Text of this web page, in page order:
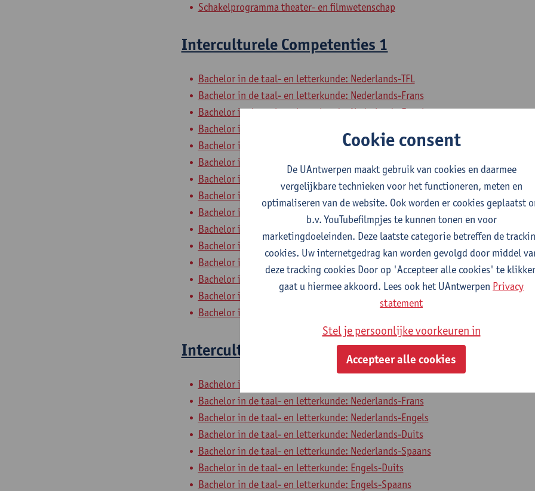
Schakelprogramma theater- en filmwetenschap
Interculturele Competenties 1
Bachelor in de taal- en letterkunde: Nederlands-TFL
Bachelor in de taal- en letterkunde: Nederlands-Frans
Bachelor in de taal- en letterkunde: Nederlands-Engels
Bachelor in de taal- en letterkunde: Nederlands-Duits
Bachelor in de taal- en letterkunde: Nederlands-Spaans
Bachelor in de taal- en letterkunde: Engels-Duits
Bachelor in de taal- en letterkunde: Engels-Spaans
Bachelor in de taal- en letterkunde: Engels-TFL
Bachelor in de taal- en letterkunde: Frans-Engels
Bachelor in de taal- en letterkunde: Frans-Duits
Bachelor in de taal- en letterkunde: Duits-Spaans
Bachelor in de taal- en letterkunde: Duits-TFL
Bachelor in de taal- en letterkunde: Frans-Spaans
Bachelor in de taal- en letterkunde: Frans-TFL
Bachelor in de taal- en letterkunde: Spaans-TFL
Interculturele Competenties 2
Bachelor in de taal- en letterkunde: Nederlands-TFL
Bachelor in de taal- en letterkunde: Nederlands-Frans
Bachelor in de taal- en letterkunde: Nederlands-Engels
Bachelor in de taal- en letterkunde: Nederlands-Duits
Bachelor in de taal- en letterkunde: Nederlands-Spaans
Bachelor in de taal- en letterkunde: Engels-Duits
Bachelor in de taal- en letterkunde: Engels-Spaans
Cookie consent
De UAntwerpen maakt gebruik van cookies en daarmee
vergelijkbare technieken voor het functioneren, meten en
optimaliseren van de website. Ook worden er cookies geplaatst
b.v. YouTubefilmpjes te kunnen tonen en voor
marketingdoeleinden. Deze laatste categorie betreffen de
cookies. Uw internetgedrag kan worden gevolgd door middel
deze tracking cookies Door op 'Accepteer alle cookies' te
gaat u hiermee akkoord. Lees ook het UAntwerpen Privacy
statement
Stel je persoonlijke voorkeuren in
Accepteer alle cookies